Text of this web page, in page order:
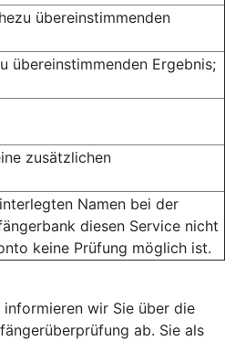
übereinstimmenden
übereinstimmenden Ergebnis;
zusätzlichen
Namen bei der
diesen Service nicht
keine Prüfung möglich ist.
wir Sie über die
ab. Sie als